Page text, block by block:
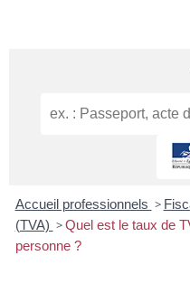
Accueil professionnels >
(TVA) > Quel est le taux de
personne ?